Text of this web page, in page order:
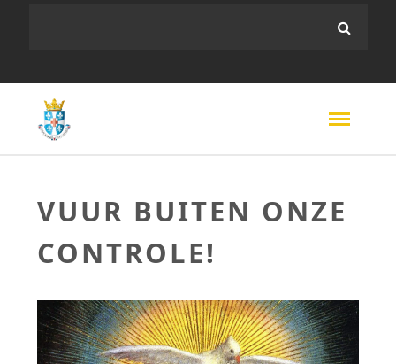
VUUR BUITEN ONZE
CONTROLE!